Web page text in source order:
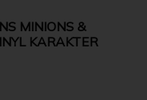
MINIONS &
KARAKTER